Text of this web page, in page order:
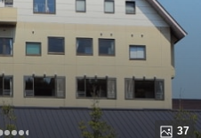
37